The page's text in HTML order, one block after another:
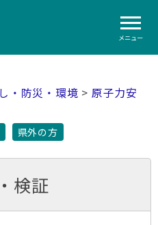
メニュー
・防災・環境 > 原子力安
県外の方
検証